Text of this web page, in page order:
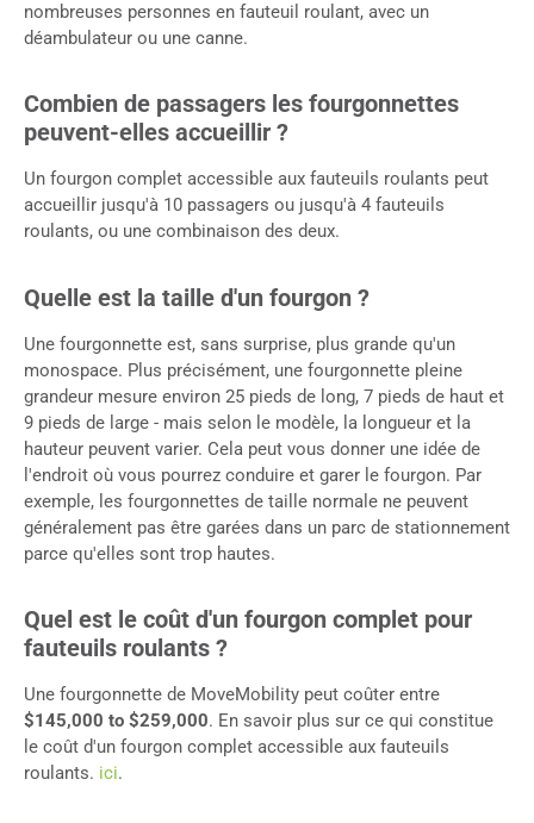
nombreuses personnes en fauteuil roulant, avec un
déambulateur ou une canne.
Combien de passagers les fourgonnettes
peuvent-elles accueillir ?
Un fourgon complet accessible aux fauteuils roulants peut
accueillir jusqu'à 10 passagers ou jusqu'à 4 fauteuils
roulants, ou une combinaison des deux.
Quelle est la taille d'un fourgon ?
Une fourgonnette est, sans surprise, plus grande qu'un
monospace. Plus précisément, une fourgonnette pleine
grandeur mesure environ 25 pieds de long, 7 pieds de haut et
9 pieds de large - mais selon le modèle, la longueur et la
hauteur peuvent varier. Cela peut vous donner une idée de
l'endroit où vous pourrez conduire et garer le fourgon. Par
exemple, les fourgonnettes de taille normale ne peuvent
généralement pas être garées dans un parc de stationnement
parce qu'elles sont trop hautes.
Quel est le coût d'un fourgon complet pour
fauteuils roulants ?
Une fourgonnette de MoveMobility peut coûter entre
$145,000 to $259,000. En savoir plus sur ce qui constitue
le coût d'un fourgon complet accessible aux fauteuils
roulants. ici.